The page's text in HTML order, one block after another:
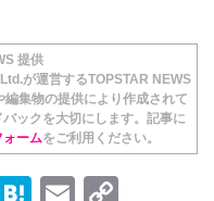
提供
が運営するTOPSTAR NEWS
集物の提供により作成されて
ックを大切にします。記事に
ォームをご利用ください。